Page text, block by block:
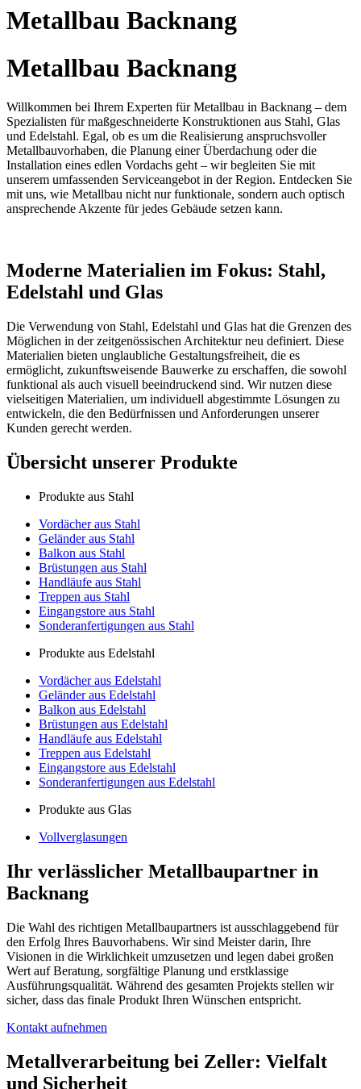
Metallbau Backnang
Metallbau Backnang
Willkommen bei Ihrem Experten für Metallbau in Backnang – dem
Spezialisten für maßgeschneiderte Konstruktionen aus Stahl, Glas
und Edelstahl. Egal, ob es um die Realisierung anspruchsvoller
Metallbauvorhaben, die Planung einer Überdachung oder die
Installation eines edlen Vordachs geht – wir begleiten Sie mit
unserem umfassenden Serviceangebot in der Region. Entdecken Sie
mit uns, wie Metallbau nicht nur funktionale, sondern auch optisch
ansprechende Akzente für jedes Gebäude setzen kann.
Moderne Materialien im Fokus: Stahl,
Edelstahl und Glas
Die Verwendung von Stahl, Edelstahl und Glas hat die Grenzen des
Möglichen in der zeitgenössischen Architektur neu definiert. Diese
Materialien bieten unglaubliche Gestaltungsfreiheit, die es
ermöglicht, zukunftsweisende Bauwerke zu erschaffen, die sowohl
funktional als auch visuell beeindruckend sind. Wir nutzen diese
vielseitigen Materialien, um individuell abgestimmte Lösungen zu
entwickeln, die den Bedürfnissen und Anforderungen unserer
Kunden gerecht werden.
Übersicht unserer Produkte
Produkte aus Stahl
Vordächer aus Stahl
Geländer aus Stahl
Balkon aus Stahl
Brüstungen aus Stahl
Handläufe aus Stahl
Treppen aus Stahl
Eingangstore aus Stahl
Sonderanfertigungen aus Stahl
Produkte aus Edelstahl
Vordächer aus Edelstahl
Geländer aus Edelstahl
Balkon aus Edelstahl
Brüstungen aus Edelstahl
Handläufe aus Edelstahl
Treppen aus Edelstahl
Eingangstore aus Edelstahl
Sonderanfertigungen aus Edelstahl
Produkte aus Glas
Vollverglasungen
Ihr verlässlicher Metallbaupartner in
Backnang
Die Wahl des richtigen Metallbaupartners ist ausschlaggebend für
den Erfolg Ihres Bauvorhabens. Wir sind Meister darin, Ihre
Visionen in die Wirklichkeit umzusetzen und legen dabei großen
Wert auf Beratung, sorgfältige Planung und erstklassige
Ausführungsqualität. Während des gesamten Projekts stellen wir
sicher, dass das finale Produkt Ihren Wünschen entspricht.
Kontakt aufnehmen
Metallverarbeitung bei Zeller: Vielfalt
und Sicherheit